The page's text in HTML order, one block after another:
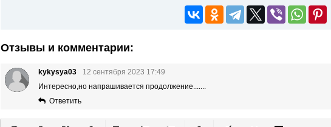
Отзывы и комментарии:
kykysya03
12 сентября 2023 17:49
Интересно,но напрашивается продолжение.......
Ответить